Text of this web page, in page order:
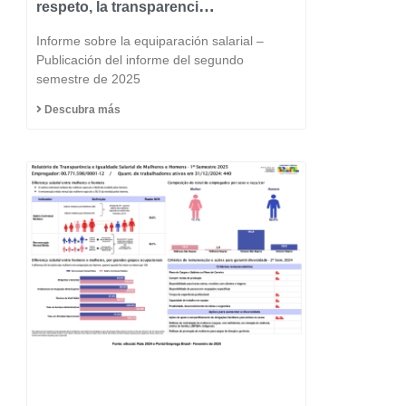
respeto, la transparencia
del ADN de Fast Group.
Informe sobre la equiparación salarial –
Publicación del informe del segundo
semestre de 2025
Descubra más